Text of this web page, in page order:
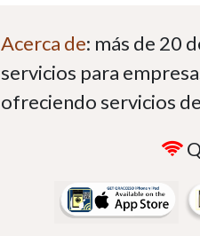
Acerca de: más de 20
servicios para
ofreciendo servicios